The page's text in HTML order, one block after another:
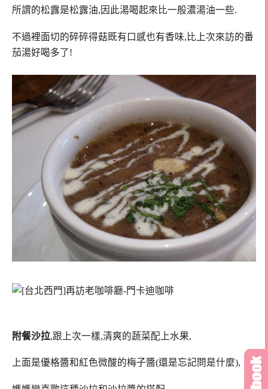
所謂的松露是松露油,因此湯喝起來比一般濃湯油一些.
不過裡面切的碎碎得菇既有口感也有香味,比上次來訪的番
茄湯好喝多了!
附餐沙拉,跟上次一樣,清爽的蔬菜配上水果,
上面是優格醬和紅色微酸的梅子醬(還是忘記問是什麼),